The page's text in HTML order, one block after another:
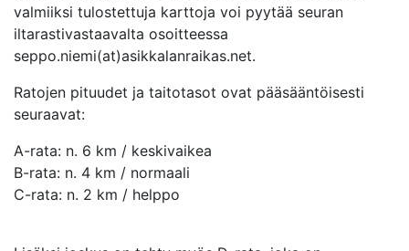
valmiiksi tulostettuja karttoja voi pyytää seuran
iltarastivastaavalta osoitteessa
seppo.niemi(at)asikkalanraikas.net.
Ratojen pituudet ja taitotasot ovat pääsääntöisesti
seuraavat:
A-rata: n. 6 km / keskivaikea
B-rata: n. 4 km / normaali
C-rata: n. 2 km / helppo